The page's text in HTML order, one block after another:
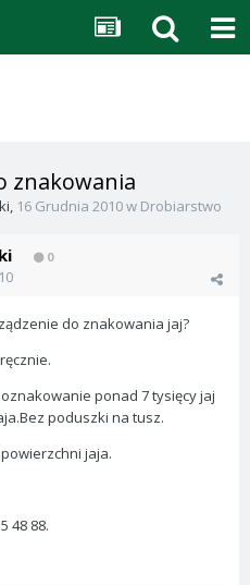
znakowania
, 16 Grudnia 2010w Drobiarstwo
0
do znakowania jaj?
ponad 7 tysięcy jaj
poduszki na tusz.
jaja.
48 88.